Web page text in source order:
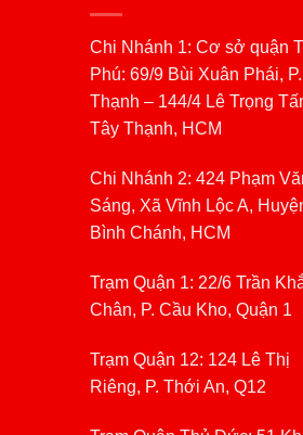
Chi Nhánh 1: Cơ sở quận
Phú: 69/9 Bùi Xuân Phái,
Thạnh – 144/4 Lê Trọng
Tây Thạnh, HCM
Chi Nhánh 2: 424 Phạm
Sáng, Xã Vĩnh Lộc A,
Bình Chánh, HCM
Trạm Quận 1: 22/6 Trần
Chân, P. Cầu Kho, Quận 1
Trạm Quận 12: 124 Lê Thị
Riêng, P. Thới An, Q12